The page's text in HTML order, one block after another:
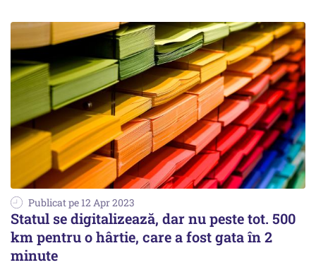
Publicat pe 12 Apr 2023
Statul se digitalizează, dar nu peste tot. 500
km pentru o hârtie, care a fost gata în 2
minute